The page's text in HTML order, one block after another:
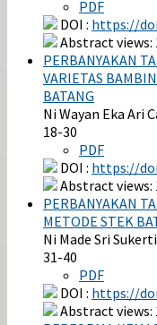
PDF
DOI : https://
Abstract views:
PERBANYAKAN
VARIETAS
BATANG
Ni Wayan Eka Ari
18-30
PDF
DOI : https://
Abstract views:
PERBANYAKAN
METODE STEK
Ni Made Sri
31-40
PDF
DOI : https://
Abstract views: